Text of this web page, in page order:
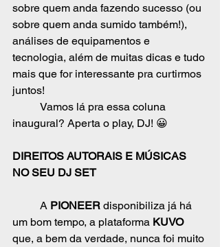
sobre quem anda fazendo sucesso (ou
sobre quem anda sumido também!),
análises de equipamentos e
tecnologia, além de muitas dicas e tudo
mais que for interessante pra curtirmos
juntos!
inaugural? Aperta o play, DJ! 😀
DIREITOS AUTORAIS E MÚSICAS
NO SEU DJ SET
	A
PIONEER disponibiliza já há
um bom tempo, a plataforma KUVO
que, a bem da verdade, nunca foi muito